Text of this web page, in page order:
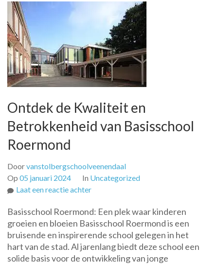
Ontdek de Kwaliteit en
Betrokkenheid van Basisschool
Roermond
Doorvanstolbergschoolveenendaal
Op 05 januari 2024 In Uncategorized
Laat een reactie achterop
de
Kwaliteit
en
Betrokkenheid
van
Basisschool Roermond: Een plek waar kinderen
groeien en bloeien Basisschool Roermond is een
bruisende en inspirerende school gelegen in het
hart van de stad. Al jarenlang biedt deze school een
solide basis voor de ontwikkeling van jonge